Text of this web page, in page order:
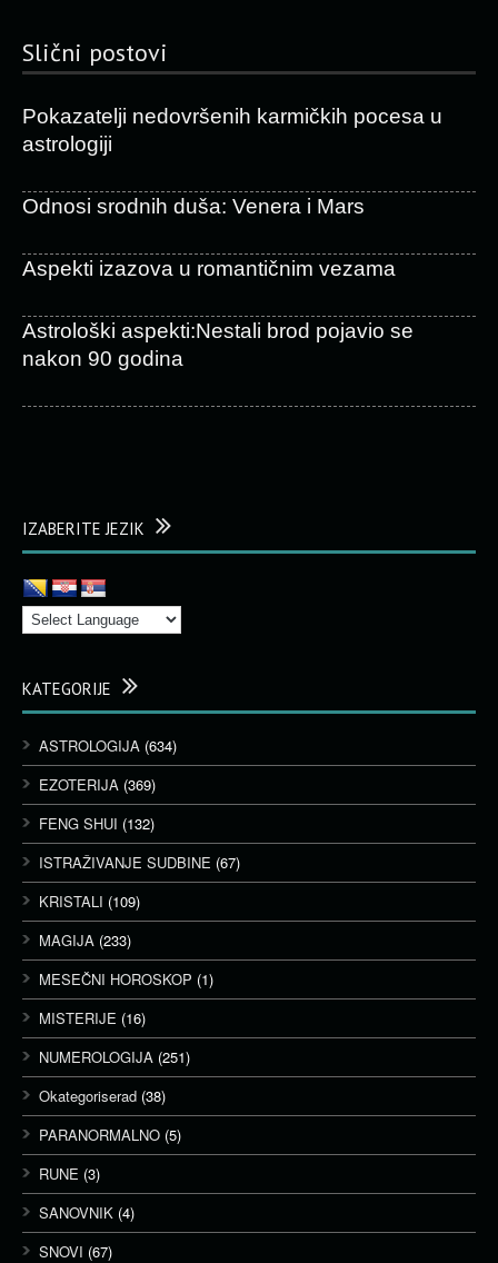
Slični postovi
Pokazatelji nedovršenih karmičkih pocesa u
astrologiji
Odnosi srodnih duša: Venera i Mars
Aspekti izazova u romantičnim vezama
Astrološki aspekti:Nestali brod pojavio se
nakon 90 godina
IZABERITE JEZIK
KATEGORIJE
ASTROLOGIJA (634)
EZOTERIJA (369)
FENG SHUI (132)
ISTRAŽIVANJE SUDBINE (67)
KRISTALI (109)
MAGIJA (233)
MESEČNI HOROSKOP (1)
MISTERIJE (16)
NUMEROLOGIJA (251)
Okategoriserad (38)
PARANORMALNO (5)
RUNE (3)
SANOVNIK (4)
SNOVI (67)